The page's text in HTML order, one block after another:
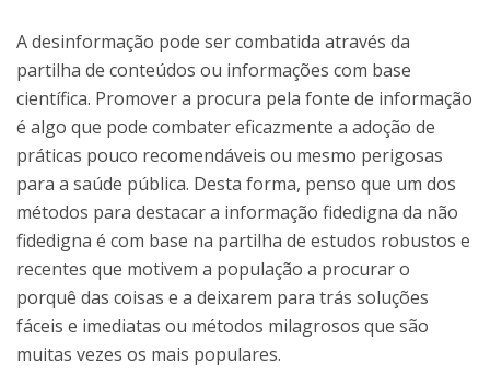
A desinformação pode ser combatida através da
partilha de conteúdos ou informações com base
científica. Promover a procura pela fonte de informação
é algo que pode combater eficazmente a adoção de
práticas pouco recomendáveis ou mesmo perigosas
para a saúde pública. Desta forma, penso que um dos
métodos para destacar a informação fidedigna da não
fidedigna é com base na partilha de estudos robustos e
recentes que motivem a população a procurar o
porquê das coisas e a deixarem para trás soluções
fáceis e imediatas ou métodos milagrosos que são
muitas vezes os mais populares.